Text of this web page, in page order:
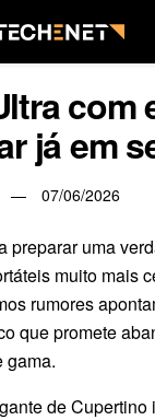
com
já em
07/06/2026
preparar uma
muito mais
rumores
que promete
gama.
de Cupertino